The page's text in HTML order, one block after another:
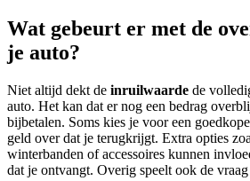
Wat gebeurt er met de
je auto?
Niet altijd dekt de inruilwaarde de
auto. Het kan dat er nog een bedrag
bijbetalen. Soms kies je voor een
geld over dat je terugkrijgt. Extra opties
winterbanden of accessoires kunnen
dat je ontvangt. Overig speelt ook de